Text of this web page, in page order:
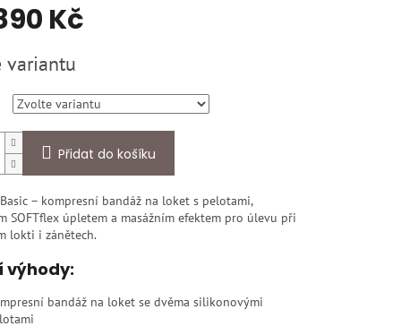
Kč
variantu
Přidat do košíku
– kompresní bandáž na loket s pelotami,
SOFTflex úpletem a masážním efektem pro úlevu při
lokti i zánětech.
výhody:
bandáž na loket se dvěma silikonovými